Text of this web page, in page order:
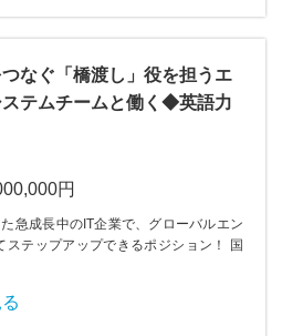
つなぐ「橋渡し」役を担うエ
テムチームと働く◆英語力
円
急成長中のIT企業で、グローバルエン
ステップアップできるポジション！ 国